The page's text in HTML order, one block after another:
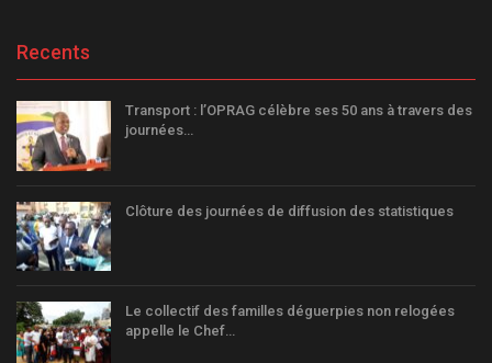
Recents
Transport : l’OPRAG célèbre ses 50 ans à travers des
journées…
Clôture des journées de diffusion des statistiques
Le collectif des familles déguerpies non relogées
appelle le Chef…